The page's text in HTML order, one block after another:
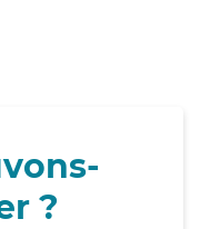
?